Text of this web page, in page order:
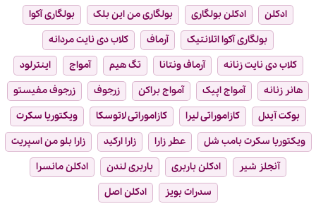
ادکلن ادکلن بولگاری بولگاری من این بلک
بولگاری آکوا
بولگاری آکوا اتلانتیک
آرماف
کلاب دی نایت مردانه
کلاب دی نایت زنانه
آرماف ونتانا تگ هیم آمواج
اینترلود
هانر زنانه
آمواج اپیک آمواج براکن زرجوف
زرجوف مفیستو
بوکت آیدل
کازاموراتی لیرا کازاموراتی لاتوسکا
ویکتوریا سکرت
ویکتوریا سکرت بامب شل
عطر زارا زارا ارکید
زارا بلو من اسپریت
آنجلز شیر
ادکلن باربری باربری لندن
ادکلن مانسرا
سدرات بویز
ادکلن اصل